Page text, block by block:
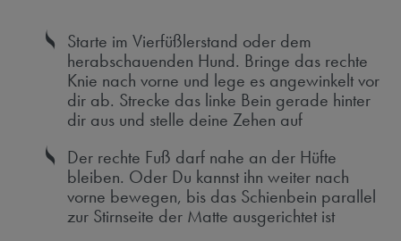
Starte im Vierfüßlerstand oder dem
herabschauenden Hund. Bringe das rechte
Knie nach vorne und lege es angewinkelt vor
dir ab. Strecke das linke Bein gerade hinter
dir aus und stelle deine Zehen auf
Der rechte Fuß darf nahe an der Hüfte
bleiben. Oder Du kannst ihn weiter nach
vorne bewegen, bis das Schienbein parallel
zur Stirnseite der Matte ausgerichtet ist